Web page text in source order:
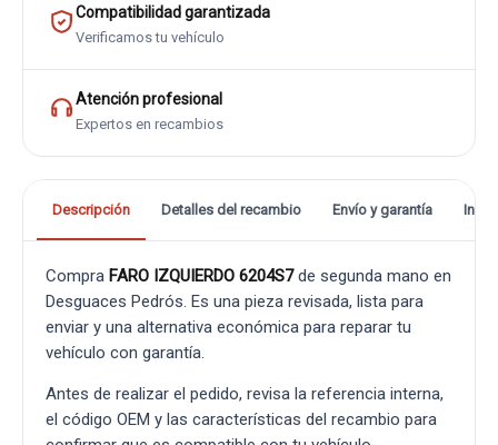
Compatibilidad garantizada
Verificamos tu vehículo
Atención profesional
Expertos en recambios
Descripción Detalles del recambio Envío y garantía
Compra FARO IZQUIERDO 6204S7de segunda mano en
Desguaces Pedrós. Es una pieza revisada, lista para
enviar y una alternativa económica para reparar tu
vehículo con garantía.
Antes de realizar el pedido, revisa la referencia interna,
el código OEM y las características del recambio para